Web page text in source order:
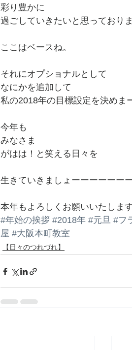
彩り豊かに
過ごしていきたいと思っており
ここはベースね。
それにオプショナルとして
なにかを追加して
私の2018年の目標設定を決めま
今年も
みなさま
がはは！と笑える日々を
生きていきましょーーーーーー
本年もよろしくお願いいたします
#年始の挨拶 #2018年 #元旦 #フ
屋 #大阪本町教室
【日々のつれづれ】